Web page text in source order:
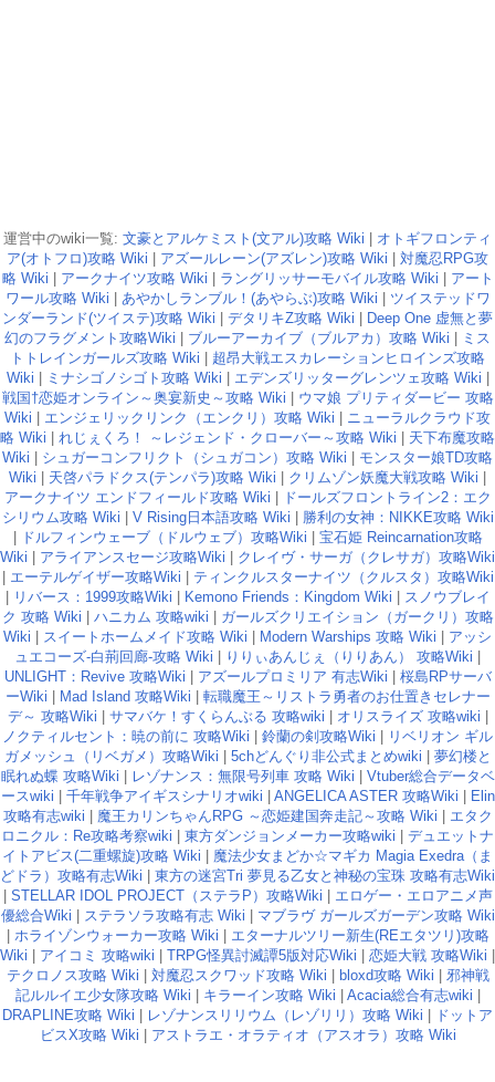
運営中のwiki一覧: 文豪とアルケミスト(文アル)攻略 Wiki
オトギフロンティ
ア(オトフロ)攻略 Wiki
アズールレーン(アズレン)攻略 Wiki
対魔忍RPG攻
略 Wiki
アークナイツ攻略 Wiki ラングリッサーモバイル攻略 Wiki
アート
ワール攻略 Wiki
あやかしランブル！(あやらぶ)攻略 Wiki
ツイステッドワ
ンダーランド(ツイステ)攻略 Wiki
デタリキZ攻略 Wiki
Deep One 虚無と夢
幻のフラグメント攻略Wiki
ブルーアーカイブ（ブルアカ）攻略 Wiki
ミス
トトレインガールズ攻略 Wiki
超昂大戦エスカレーションヒロインズ攻略
Wiki
ミナシゴノシゴト攻略 Wiki エデンズリッターグレンツェ攻略 Wiki
戦国†恋姫オンライン～奥宴新史～攻略 Wiki
ウマ娘 プリティダービー 攻略
Wiki
エンジェリックリンク（エンクリ）攻略 Wiki
ニューラルクラウド攻
略 Wiki
れじぇくろ！ ～レジェンド・クローバー～攻略 Wiki
天下布魔攻略
Wiki
シュガーコンフリクト（シュガコン）攻略 Wiki
モンスター娘TD攻略
Wiki
天啓パラドクス(テンパラ)攻略 Wiki クリムゾン妖魔大戦攻略 Wiki
アークナイツ エンドフィールド攻略 Wiki
ドールズフロントライン2：エク
シリウム攻略 Wiki
V Rising日本語攻略 Wiki
勝利の女神：NIKKE攻略 Wiki
ドルフィンウェーブ（ドルウェブ）攻略Wiki
宝石姫 Reincarnation攻略
Wiki
アライアンスセージ攻略Wiki
クレイヴ・サーガ（クレサガ）攻略Wiki
エーテルゲイザー攻略Wiki
ティンクルスターナイツ（クルスタ）攻略Wiki
リバース：1999攻略Wiki Kemono Friends：Kingdom Wiki
スノウブレイ
ク 攻略 Wiki
ハニカム 攻略wiki
ガールズクリエイション（ガークリ）攻略
Wiki
スイートホームメイド攻略 Wiki Modern Warships 攻略 Wiki
アッシ
ュエコーズ-白荊回廊-攻略 Wiki
りりぃあんじぇ（りりあん） 攻略Wiki
UNLIGHT：Revive 攻略Wiki
アズールプロミリア 有志Wiki
桜島RPサーバ
ーWiki
Mad Island 攻略Wiki
転職魔王～リストラ勇者のお仕置きセレナー
デ～ 攻略Wiki
サマバケ！すくらんぶる 攻略wiki オリスライズ 攻略wiki
ノクティルセント：暁の前に 攻略Wiki
鈴蘭の剣攻略Wiki
リベリオン ギル
ガメッシュ（リベガメ）攻略Wiki
5chどんぐり非公式まとめwiki
夢幻楼と
眠れぬ蝶 攻略Wiki
レゾナンス：無限号列車 攻略 Wiki
Vtuber総合データベ
ースwiki
千年戦争アイギスシナリオwiki ANGELICA ASTER 攻略Wiki
Elin
攻略有志wiki
魔王カリンちゃんRPG ～恋姫建国奔走記～攻略 Wiki
エタク
ロニクル：Re攻略考察wiki
東方ダンジョンメーカー攻略wiki
デュエットナ
イトアビス(二重螺旋)攻略 Wiki
魔法少女まどか☆マギカ Magia Exedra（ま
どドラ）攻略有志Wiki
東方の迷宮Tri 夢見る乙女と神秘の宝珠 攻略有志Wiki
STELLAR IDOL PROJECT（ステラP）攻略Wiki
エロゲー・エロアニメ声
優総合Wiki
ステラソラ攻略有志 Wiki
マブラヴ ガールズガーデン攻略 Wiki
ホライゾンウォーカー攻略 Wiki
エターナルツリー新生(REエタツリ)攻略
Wiki
アイコミ 攻略wiki TRPG怪異討滅譚5版対応Wiki 恋姫大戦 攻略Wiki
テクロノス攻略 Wiki
対魔忍スクワッド攻略 Wiki bloxd攻略 Wiki
邪神戦
記ルルイエ少女隊攻略 Wiki
キラーイン攻略 Wiki Acacia総合有志wiki
DRAPLINE攻略 Wiki
レゾナンスリリウム（レゾリリ）攻略 Wiki
ドットア
ビスX攻略 Wiki
アストラエ・オラティオ（アスオラ）攻略 Wiki